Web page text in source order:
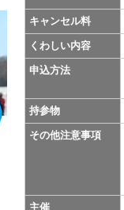
キャンセル料
くわしい内容
申込方法
持参物
その他注意事項
主催